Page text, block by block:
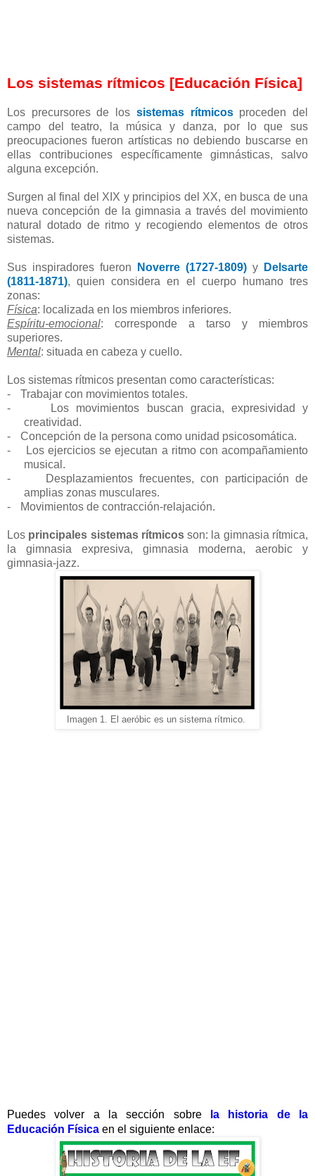
Los sistemas rítmicos [Educación Física]
Los precursores de los sistemas rítmicosproceden del
campo del teatro, la música y danza, por lo que sus
preocupaciones fueron artísticas no debiendo buscarse en
ellas contribuciones específicamente gimnásticas, salvo
alguna excepción.
Surgen al final del XIX y principios del XX, en busca de una
nueva concepción de la gimnasia a través del movimiento
natural dotado de ritmo y recogiendo elementos de otros
sistemas.
Sus inspiradores fueron Noverre (1727-1809) y
Delsarte
(1811-1871), quien considera en el cuerpo humano tres
zonas:
Física: localizada en los miembros inferiores.
Espíritu-emocional: corresponde a tarso y miembros
superiores.
Mental: situada en cabeza y cuello.
Los sistemas rítmicos presentan como características:
-
Trabajar con movimientos totales.
-
Los movimientos buscan gracia, expresividad y
creatividad.
-
Concepción de la persona como unidad psicosomática.
-
Los ejercicios se ejecutan a ritmo con acompañamiento
musical.
-
Desplazamientos frecuentes, con participación de
amplias zonas musculares.
-
Movimientos de contracción-relajación.
Los principales sistemas rítmicosson: la gimnasia rítmica,
la gimnasia expresiva, gimnasia moderna, aerobic y
gimnasia-jazz.
Imagen 1. El aeróbic es un sistema rítmico.
Puedes volver a la sección sobre
la historia de la
Educación Física en el siguiente enlace: